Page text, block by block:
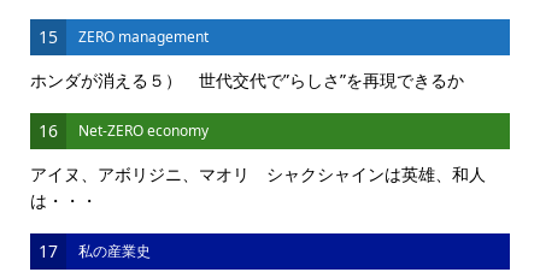
15 ZERO management
ホンダが消える５） 世代交代で”らしさ”を再現できるか
16 Net-ZERO economy
アイヌ、アボリジニ、マオリ シャクシャインは英雄、和人
は・・・
17 私の産業史